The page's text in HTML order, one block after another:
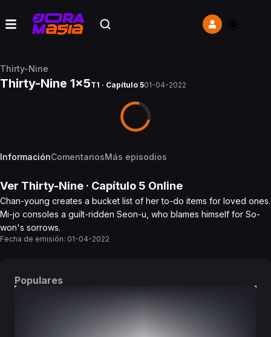
Thirty-Nine
Thirty-Nine 1x5T1 · Capítulo 501-04-2022
InformaciónComentariosMás episodios
Ver Thirty-Nine · Capítulo 5 Online
Chan-young creates a bucket list of her to-do items for loved ones.
Mi-jo consoles a guilt-ridden Seon-u, who blames himself for So-
won's sorrows.
Fecha de emisión: 01-04-2022
Populares